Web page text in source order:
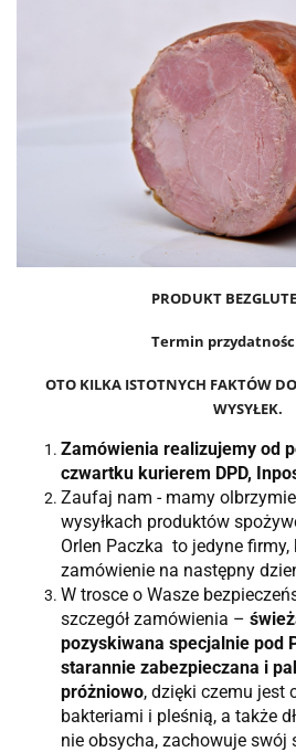
PRODUKT
Termin
OTO KILKA ISTOTNYCH FAKTÓW
WYSYŁEK.
Zamówienia realizujemy od
czwartku kurierem DPD,
Zaufaj nam - mamy
wysyłkach produktów
Orlen Paczka to jedyne
zamówienie na następny
W trosce o Wasze
szczegół zamówienia –
pozyskiwana specjalnie pod
starannie zabezpieczana i
próżniowo, dzięki czemu jest
bakteriami i pleśnią, a także
nie obsycha, zachowuje swój